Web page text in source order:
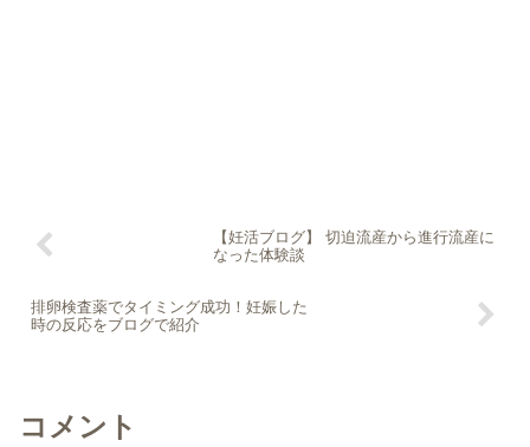
【妊活ブログ】 切迫流産から進行流産に
なった体験談
排卵検査薬でタイミング成功！妊娠した
時の反応をブログで紹介
コメント